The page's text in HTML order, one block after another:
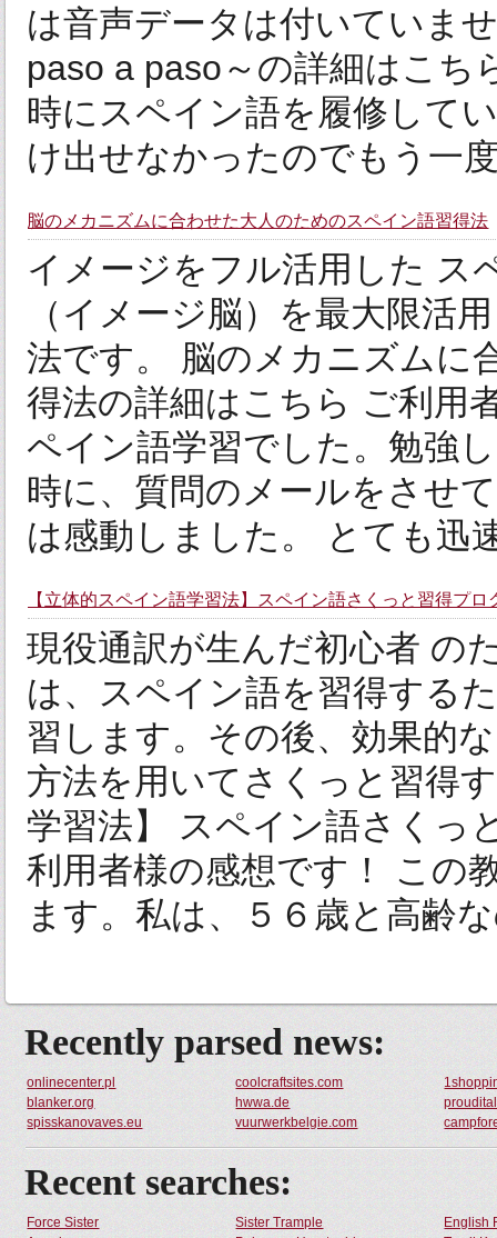
は音声データは付いていま
paso a paso～の詳細はこち
時にスペイン語を履修して
け出せなかったのでもう一
脳のメカニズムに合わせた大人のためのスペイン語習得法
イメージをフル活用した ス
（イメージ脳）を最大限活
法です。 脳のメカニズムに
得法の詳細はこちら ご利用
ペイン語学習でした。勉強
時に、質問のメールをさせ
は感動しました。 とても迅
【立体的スペイン語学習法】スペイン語さくっと習得プロ
現役通訳が生んだ初心者 の
は、スペイン語を習得する
習します。その後、効果的
方法を用いてさくっと習得
学習法】 スペイン語さくっ
利用者様の感想です！ この
ます。私は、５６歳と高齢
Recently parsed news:
onlinecenter.pl coolcraftsites.com
blanker.org
hwwa.de
spisskanovaves.eu
vuurwerkbelgie.com
Recent searches:
Force Sister Sister Trample
English